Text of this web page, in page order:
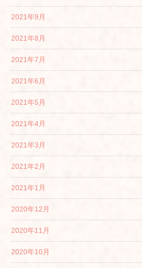
2021年9月
2021年8月
2021年7月
2021年6月
2021年5月
2021年4月
2021年3月
2021年2月
2021年1月
2020年12月
2020年11月
2020年10月